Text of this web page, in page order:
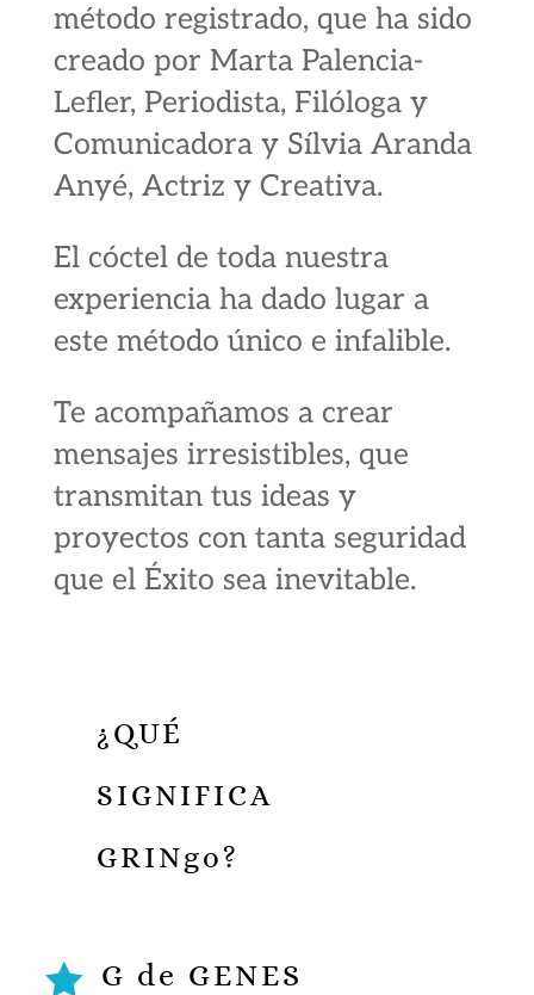
método registrado, que ha sido
creado por Marta Palencia-
Lefler, Periodista, Filóloga y
Comunicadora y Sílvia Aranda
Anyé, Actriz y Creativa.
El cóctel de toda nuestra
experiencia ha dado lugar a
este método único e infalible.
Te acompañamos a crear
mensajes irresistibles, que
transmitan tus ideas y
proyectos con tanta seguridad
que el Éxito sea inevitable.
¿QUÉ
SIGNIFICA
GRINgo?
 G de GENES